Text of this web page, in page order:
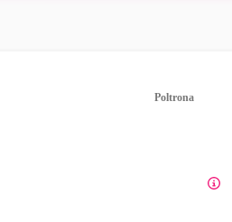
Poltrona